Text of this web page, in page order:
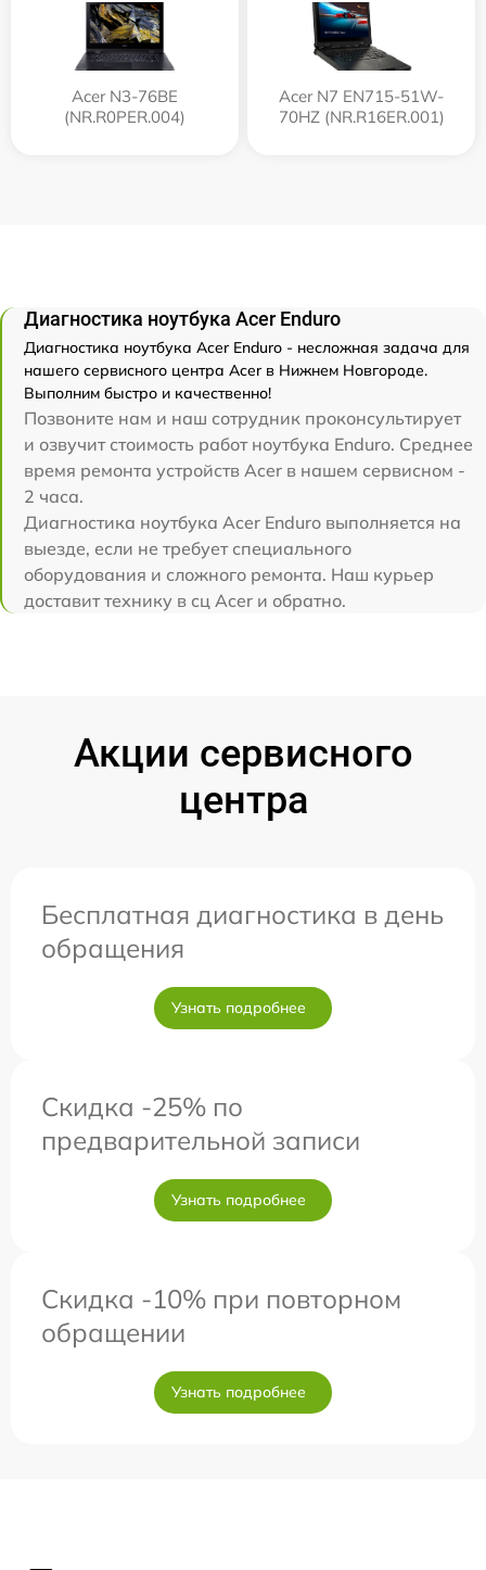
Acer N3-76BE
(NR.R0PER.004)
Acer N7 EN715-51W-
70HZ (NR.R16ER.001)
Диагностика ноутбука Acer Enduro
Диагностика ноутбука Acer Enduro - несложная задача для
нашего сервисного центра Acer в Нижнем Новгороде.
Выполним быстро и качественно!
Позвоните нам и наш сотрудник проконсультирует
и озвучит стоимость работ ноутбука Enduro. Среднее
время ремонта устройств Acer в нашем сервисном -
2 часа.
Диагностика ноутбука Acer Enduro выполняется на
выезде, если не требует специального
оборудования и сложного ремонта. Наш курьер
доставит технику в сц Acer и обратно.
Акции сервисного
центра
Бесплатная диагностика в день
обращения
Узнать подробнее
Скидка -25% по
предварительной записи
Узнать подробнее
Скидка -10% при повторном
обращении
Узнать подробнее